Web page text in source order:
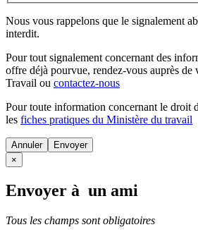
Nous vous rappelons que le signalement
interdit.
Pour tout signalement concernant des
offre déjà pourvue, rendez-vous auprès de
Travail ou contactez-nous
Pour toute information concernant le droit
les fiches pratiques du Ministère du travail
Annuler
×
Envoyer à un ami
Tous les champs sont obligatoires